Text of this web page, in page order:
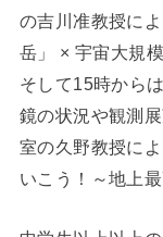
の吉川准教授に
岳」 × 宇宙大規
そして15時から
鏡の状況や観測
室の久野教授に
いこう！～地上